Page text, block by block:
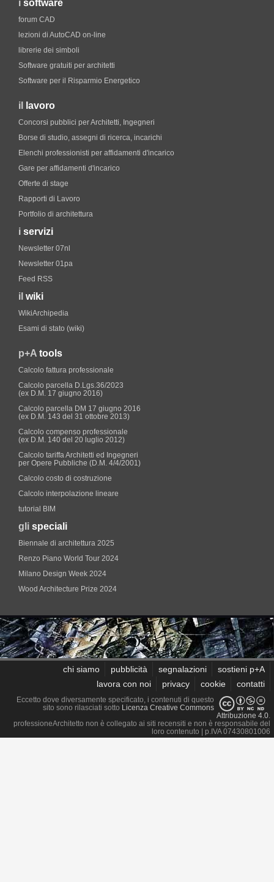
i software
forum CAD
lezioni di AutoCAD on-line
librerie dei simboli
Software gratuiti per architetti
Software per il Risparmio Energetico
il lavoro
Concorsi pubblici per Architetti, Ingegneri
Borse di studio, assegni di ricerca, incarichi
Elenchi professionisti per affidamenti d'incarico
Gare per affidamenti d'incarico
Offerte di stage
Rapporti di Lavoro
Portfolio di architettura
i servizi
Newsletter 07nl
Newsletter 01pa
Feed RSS
il wiki
WikiArchipedia
Esami di stato (wiki)
p+A tools
Calcolo fattura professionale
Calcolo parcella D.Lgs.36/2023
(ex D.M. 17 giugno 2016)
Calcolo parcella DM 17 giugno 2016
(ex D.M. 143 del 31 ottobre 2013)
Calcolo compenso professionale
(ex D.M. 140 del 20 luglio 2012)
Calcolo tariffa Architetti ed Ingegneri
per Opere Pubbliche (D.M. 4/4/2001)
Calcolo costo di costruzione
Calcolo interpolazione lineare
tutorial BIM
gli speciali
Biennale di architettura 2025
Renzo Piano World Tour 2024
Milano Design Week 2024
Wood Architecture Prize 2024
chi siamo pubblicità segnalazioni
sostieni p+A
lavora con noi
privacy cookie contatti
Eccetto dove diversamente specificato, i contenuti di questo
sito sono rilasciati sotto Licenza Creative Commons
Attribuzione 4.0.
professioneArchitetto non è collegato ai siti recensiti e non è responsabile del
loro contenuto
| p.IVA 07430801006